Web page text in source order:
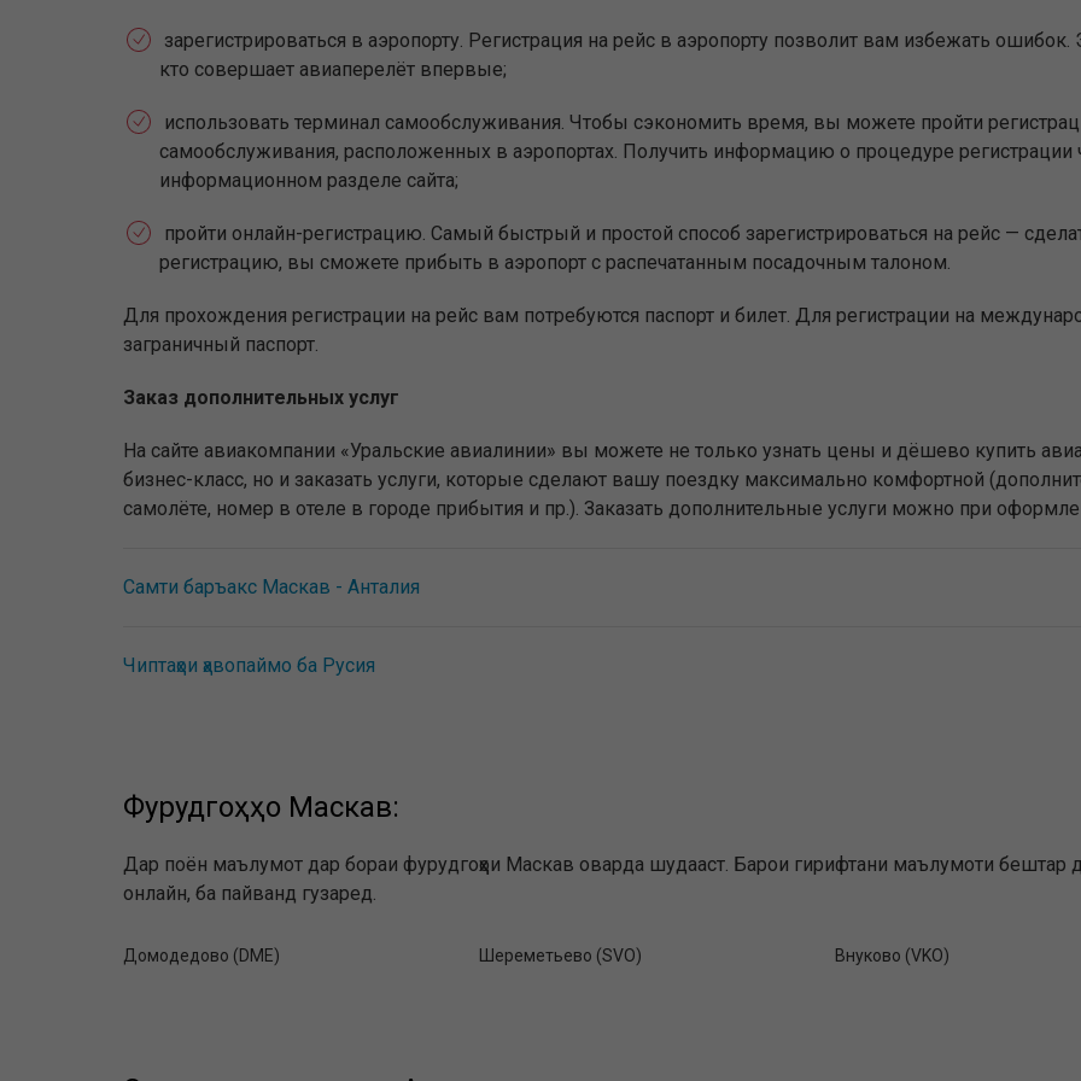
зарегистрироваться в аэропорту. Регистрация на рейс в аэропорту позволит вам избежать ошибок.
кто совершает авиаперелёт впервые;
использовать терминал самообслуживания. Чтобы сэкономить время, вы можете пройти
самообслуживания, расположенных в аэропортах. Получить информацию о процедуре
информационном разделе сайта;
пройти онлайн-регистрацию. Самый быстрый и простой способ зарегистрироваться на рейс —
регистрацию, вы сможете прибыть в аэропорт с распечатанным посадочным талоном.
Для прохождения регистрации на рейс вам потребуются паспорт и билет. Для регистрации на
заграничный паспорт.
Заказ дополнительных услуг
На сайте авиакомпании «Уральские авиалинии» вы можете не только узнать цены и дёшево купить
бизнес-класс, но и заказать услуги, которые сделают вашу поездку максимально комфортной
самолёте, номер в отеле в городе прибытия и пр.). Заказать дополнительные услуги можно при
Самти баръакс Маскав - Анталия
Чиптаҳои ҳавопаймо ба Русия
Фурудгоҳҳо Маскав:
Дар поён маълумот дар бораи фурудгоҳҳои Маскав оварда шудааст. Барои гирифтани маълумоти бештар
онлайн, ба пайванд гузаред.
Домодедово (DME) Шереметьево (SVO) Внуково (VKO)